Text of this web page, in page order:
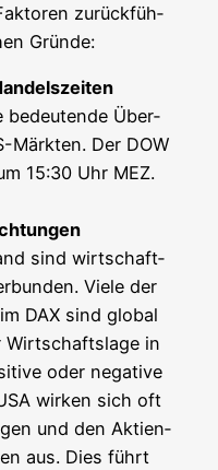
zurück­füh­
Gründe:
bedeu­ten­de Über­
Märk­ten. Der DOW
15:30 Uhr MEZ.
sind wirt­schaft­
Vie­le der
DAX sind glo­bal
in
oder nega­ti­ve
wir­ken sich oft
und den Akti­en­
aus. Dies führt